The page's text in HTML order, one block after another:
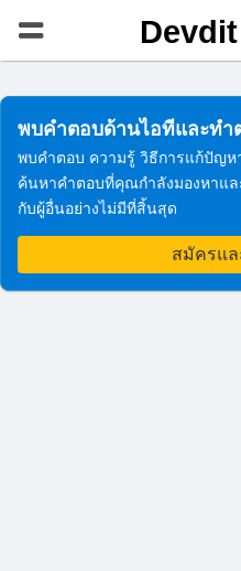
Devdit
พบคำตอบด้านไอทีและทำ
พบคำตอบ ความรู้ วิธีการแก้ปัญ
ค้นหาคำตอบที่คุณกำลังมองหาแ
กับผู้อื่นอย่างไม่มีที่สิ้นสุด
สมัครแล